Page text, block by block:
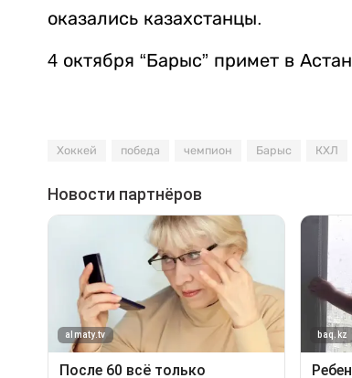
оказались казахстанцы.
4 октября “Барыс” примет в
Хоккей победа чемпион Барыс КХЛ